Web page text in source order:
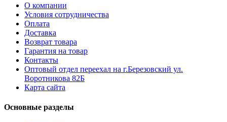
О компании
Условия сотрудничества
Оплата
Доставка
Возврат товара
Гарантия на товар
Контакты
Оптовый отдел переехал на г.Березовский ул.
Воротникова 82Б
Карта сайта
Основные разделы